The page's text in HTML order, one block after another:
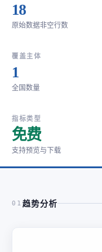
18
原始数据非空行数
覆盖主体
1
全国数量
指标类型
免费
支持预览与下载
01 趋势分析